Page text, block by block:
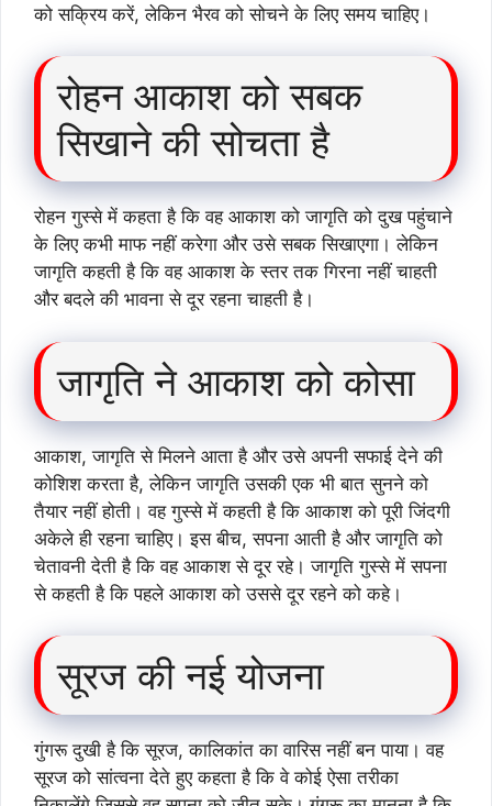
को सक्रिय करें, लेकिन भैरव को सोचने के लिए समय चाहिए।
रोहन आकाश को सबक
सिखाने की सोचता है
रोहन गुस्से में कहता है कि वह आकाश को जागृति को दुख पहुंचाने
के लिए कभी माफ नहीं करेगा और उसे सबक सिखाएगा। लेकिन
जागृति कहती है कि वह आकाश के स्तर तक गिरना नहीं चाहती
और बदले की भावना से दूर रहना चाहती है।
जागृति ने आकाश को कोसा
आकाश, जागृति से मिलने आता है और उसे अपनी सफाई देने की
कोशिश करता है, लेकिन जागृति उसकी एक भी बात सुनने को
तैयार नहीं होती। वह गुस्से में कहती है कि आकाश को पूरी जिंदगी
अकेले ही रहना चाहिए। इस बीच, सपना आती है और जागृति को
चेतावनी देती है कि वह आकाश से दूर रहे। जागृति गुस्से में सपना
से कहती है कि पहले आकाश को उससे दूर रहने को कहे।
सूरज की नई योजना
गुंगरू दुखी है कि सूरज, कालिकांत का वारिस नहीं बन पाया। वह
सूरज को सांत्वना देते हुए कहता है कि वे कोई ऐसा तरीका